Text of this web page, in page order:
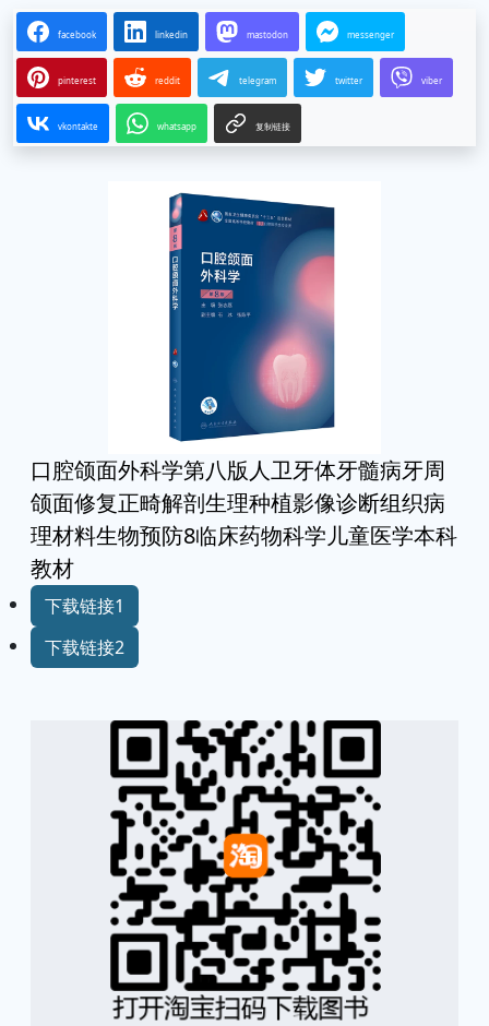
facebook linkedin mastodon messenger
pinterest reddit telegram twitter viber
vkontakte whatsapp 复制链接
口腔颌面外科学第八版人卫牙体牙髓病牙周
颌面修复正畸解剖生理种植影像诊断组织病
理材料生物预防8临床药物科学儿童医学本科
教材
下载链接1
下载链接2